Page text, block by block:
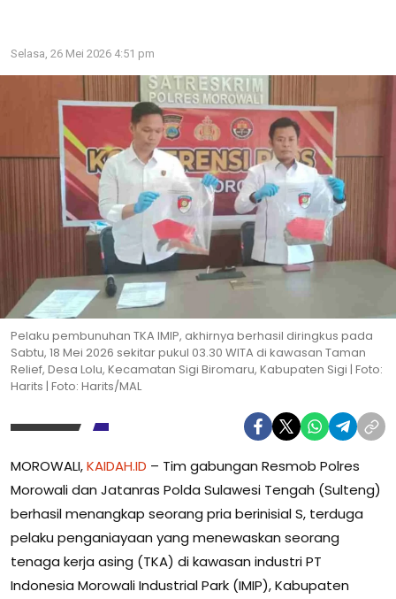
Selasa, 26 Mei 2026 4:51 pm
Pelaku pembunuhan TKA IMIP, akhirnya berhasil diringkus pada
Sabtu, 18 Mei 2026 sekitar pukul 03.30 WITA di kawasan Taman
Relief, Desa Lolu, Kecamatan Sigi Biromaru, Kabupaten Sigi | Foto:
Harits | Foto: Harits/MAL
MOROWALI,KAIDAH.ID – Tim gabungan Resmob Polres
Morowali dan Jatanras Polda Sulawesi Tengah (Sulteng)
berhasil menangkap seorang pria berinisial S, terduga
pelaku penganiayaan yang menewaskan seorang
tenaga kerja asing (TKA) di kawasan industri PT
Indonesia Morowali Industrial Park (IMIP), Kabupaten